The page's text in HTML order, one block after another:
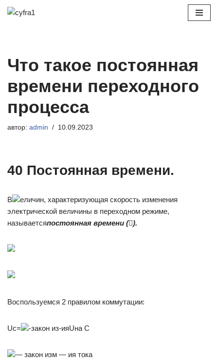
Что такое постоянная
времени переходного
процесса
автор: admin 10.09.2023
40 Постоянная времени.
В
еличин, характеризующая скорость изменения
электрической величины в переходном режиме,
называетсяпостоянная времени ().
Воспользуемся 2 правилом коммутации:
Uc= -закон из-ияUна С
— закон изм — ия тока